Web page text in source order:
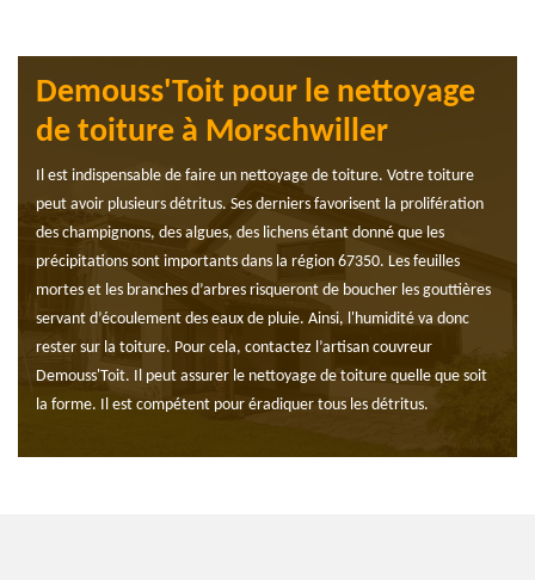
Demouss'Toit pour le nettoyage
de toiture à Morschwiller
Il est indispensable de faire un nettoyage de toiture. Votre toiture
peut avoir plusieurs détritus. Ses derniers favorisent la prolifération
des champignons, des algues, des lichens étant donné que les
précipitations sont importants dans la région 67350. Les feuilles
mortes et les branches d’arbres risqueront de boucher les gouttières
servant d’écoulement des eaux de pluie. Ainsi, l'humidité va donc
rester sur la toiture. Pour cela, contactez l’artisan couvreur
Demouss'Toit. Il peut assurer le nettoyage de toiture quelle que soit
la forme. Il est compétent pour éradiquer tous les détritus.